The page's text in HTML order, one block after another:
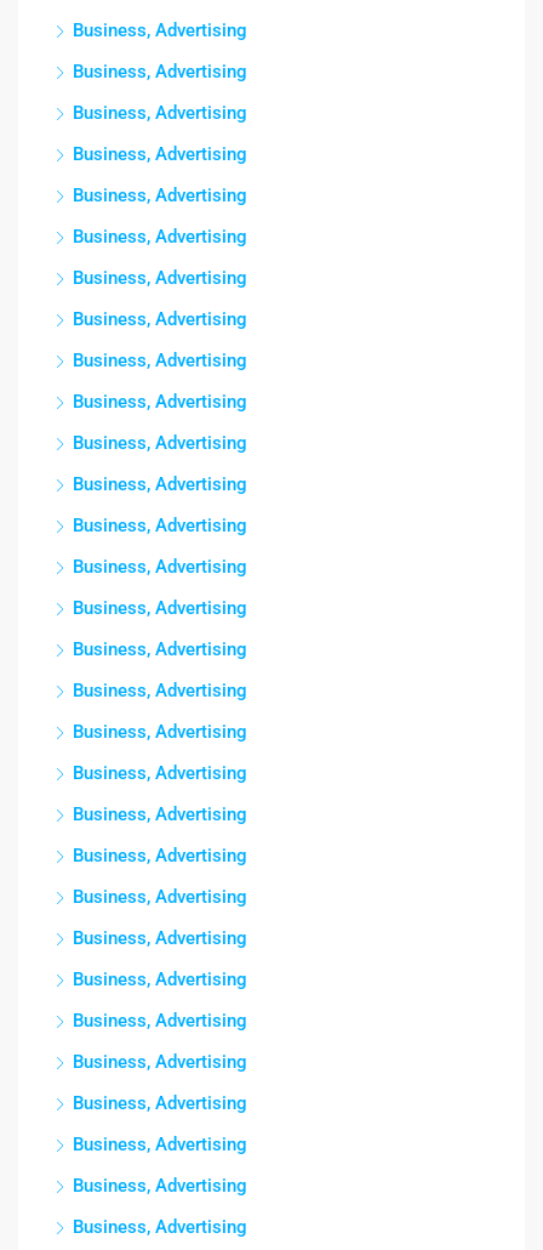
Business, Advertising
Business, Advertising
Business, Advertising
Business, Advertising
Business, Advertising
Business, Advertising
Business, Advertising
Business, Advertising
Business, Advertising
Business, Advertising
Business, Advertising
Business, Advertising
Business, Advertising
Business, Advertising
Business, Advertising
Business, Advertising
Business, Advertising
Business, Advertising
Business, Advertising
Business, Advertising
Business, Advertising
Business, Advertising
Business, Advertising
Business, Advertising
Business, Advertising
Business, Advertising
Business, Advertising
Business, Advertising
Business, Advertising
Business, Advertising